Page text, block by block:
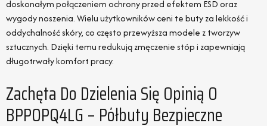
doskonałym połączeniem ochrony przed efektem ESD oraz
wygody noszenia. Wielu użytkowników ceni te buty za lekkość i
oddychalność skóry, co często przewyższa modele z tworzyw
sztucznych. Dzięki temu redukują zmęczenie stóp i zapewniają
długotrwały komfort pracy.
Zachęta Do Dzielenia Się Opinią O
BPPOPQ4LG – Półbuty Bezpieczne